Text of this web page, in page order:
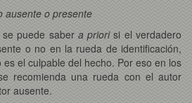
ausente o presente
puede saber a priorisi el verdadero
o no en la rueda de identificación,
el culpable del hecho. Por eso en los
recomienda una rueda con el autor
ausente.